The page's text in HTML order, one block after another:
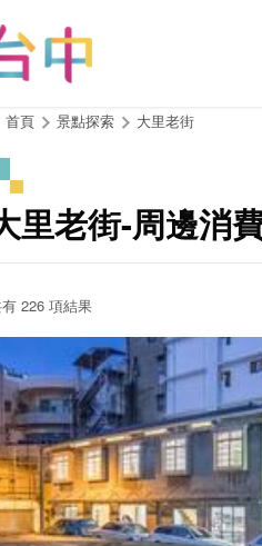
首頁 景點探索 大里老街
里老街-周邊消
226 項結果